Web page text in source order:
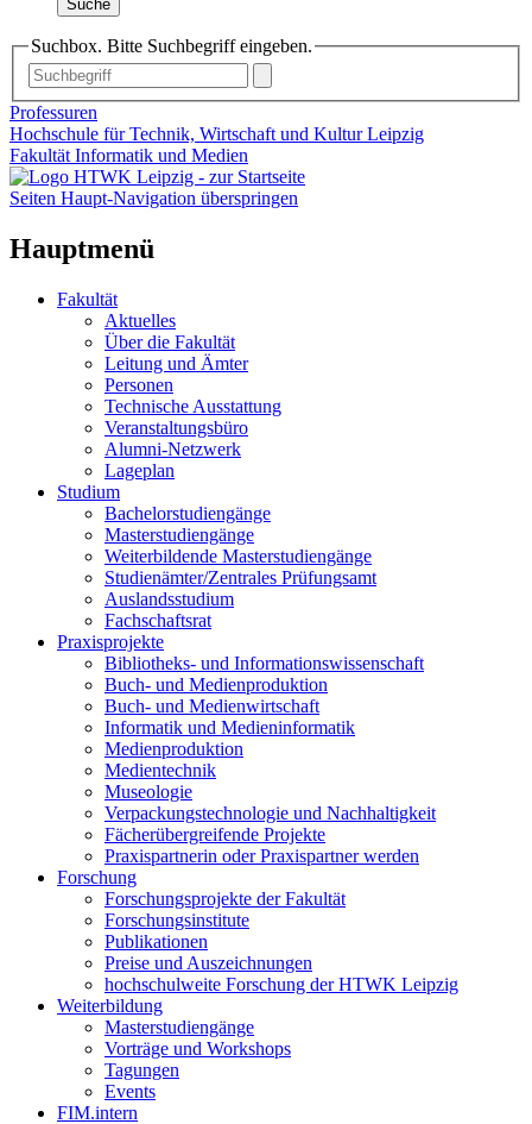
Suche
Suchbox. Bitte Suchbegriff eingeben.
Professuren
Hochschule für Technik, Wirtschaft und Kultur Leipzig
Fakultät Informatik und Medien
Seiten Haupt-Navigation überspringen
Hauptmenü
Fakultät
Aktuelles
Über die Fakultät
Leitung und Ämter
Personen
Technische Ausstattung
Veranstaltungsbüro
Alumni-Netzwerk
Lageplan
Studium
Bachelorstudiengänge
Masterstudiengänge
Weiterbildende Masterstudiengänge
Studienämter/Zentrales Prüfungsamt
Auslandsstudium
Fachschaftsrat
Praxisprojekte
Bibliotheks- und Informationswissenschaft
Buch- und Medienproduktion
Buch- und Medienwirtschaft
Informatik und Medieninformatik
Medienproduktion
Medientechnik
Museologie
Verpackungstechnologie und Nachhaltigkeit
Fächerübergreifende Projekte
Praxispartnerin oder Praxispartner werden
Forschung
Forschungsprojekte der Fakultät
Forschungsinstitute
Publikationen
Preise und Auszeichnungen
hochschulweite Forschung der HTWK Leipzig
Weiterbildung
Masterstudiengänge
Vorträge und Workshops
Tagungen
Events
FIM.intern